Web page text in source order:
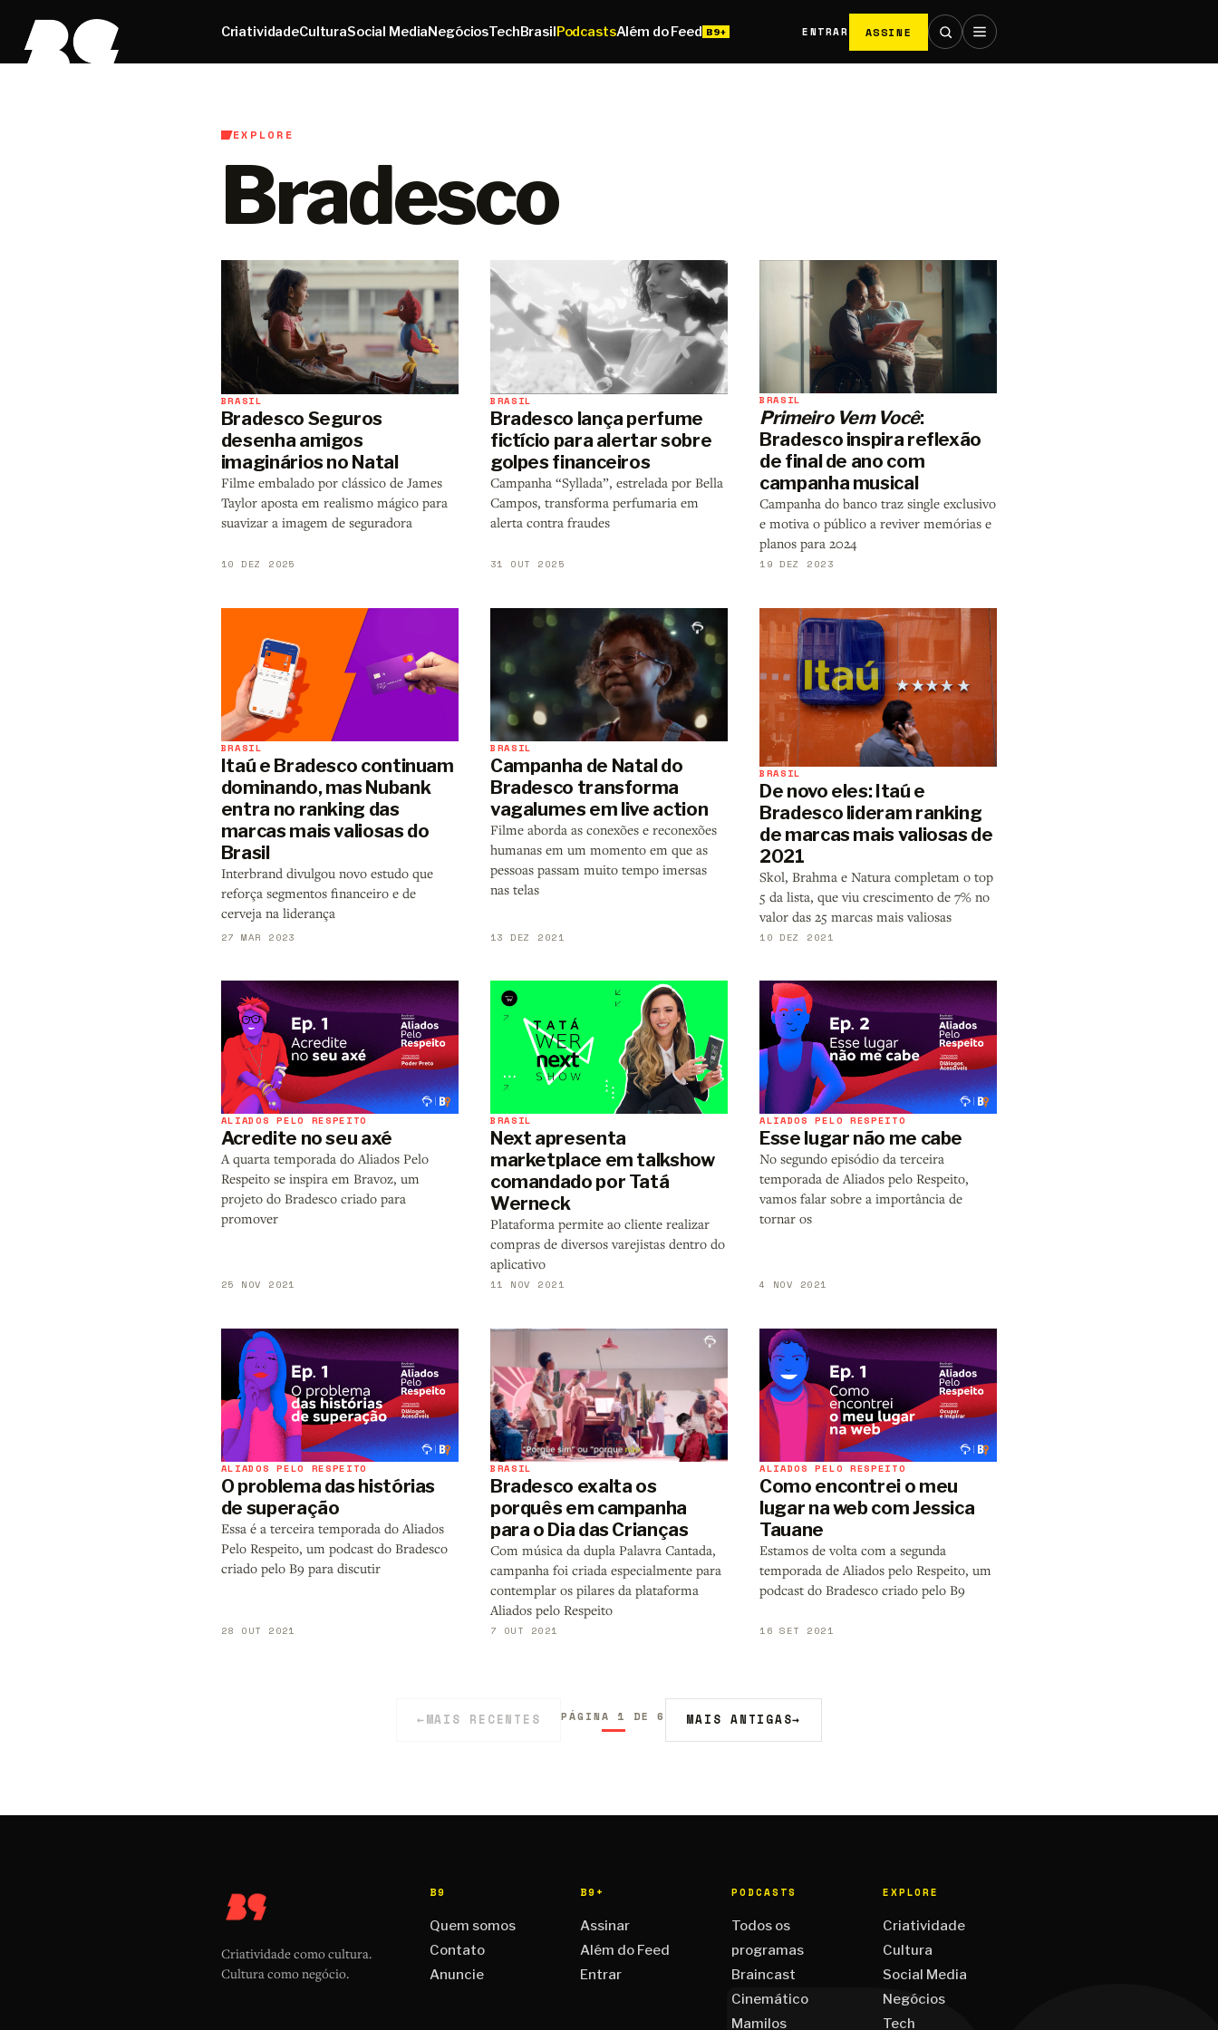
CriatividadeCulturaSocial MediaNegóciosTechBrasilPodcastsAlém do Feed ENTRAR ASSINE
EXPLORE
Bradesco
BRASIL
Bradesco Seguros
desenha amigos
imaginários no Natal
Filme embalado por clássico de James
Taylor aposta em realismo mágico para
suavizar a imagem de seguradora
10 DEZ 2025
BRASIL
Bradesco lança perfume
fictício para alertar sobre
golpes financeiros
Campanha “Syllada”, estrelada por Bella
Campos, transforma perfumaria em
alerta contra fraudes
31 OUT 2025
BRASIL
Primeiro Vem Você:
Bradesco inspira reflexão
de final de ano com
campanha musical
Campanha do banco traz single exclusivo
e motiva o público a reviver memórias e
planos para 2024
19 DEZ 2023
BRASIL
Itaú e Bradesco continuam
dominando, mas Nubank
entra no ranking das
marcas mais valiosas do
Brasil
Interbrand divulgou novo estudo que
reforça segmentos financeiro e de
cerveja na liderança
27 MAR 2023
BRASIL
Campanha de Natal do
Bradesco transforma
vagalumes em live action
Filme aborda as conexões e reconexões
humanas em um momento em que as
pessoas passam muito tempo imersas
nas telas
13 DEZ 2021
BRASIL
De novo eles: Itaú e
Bradesco lideram ranking
de marcas mais valiosas de
2021
Skol, Brahma e Natura completam o top
5 da lista, que viu crescimento de 7% no
valor das 25 marcas mais valiosas
10 DEZ 2021
ALIADOS PELO RESPEITO
Acredite no seu axé
A quarta temporada do Aliados Pelo
Respeito se inspira em Bravoz, um
projeto do Bradesco criado para
promover
25 NOV 2021
BRASIL
Next apresenta
marketplace em talkshow
comandado por Tatá
Werneck
Plataforma permite ao cliente realizar
compras de diversos varejistas dentro do
aplicativo
11 NOV 2021
ALIADOS PELO RESPEITO
Esse lugar não me cabe
No segundo episódio da terceira
temporada de Aliados pelo Respeito,
vamos falar sobre a importância de
tornar os
4 NOV 2021
ALIADOS PELO RESPEITO
O problema das histórias
de superação
Essa é a terceira temporada do Aliados
Pelo Respeito, um podcast do Bradesco
criado pelo B9 para discutir
28 OUT 2021
BRASIL
Bradesco exalta os
porquês em campanha
para o Dia das Crianças
Com música da dupla Palavra Cantada,
campanha foi criada especialmente para
contemplar os pilares da plataforma
Aliados pelo Respeito
7 OUT 2021
ALIADOS PELO RESPEITO
Como encontrei o meu
lugar na web com Jessica
Tauane
Estamos de volta com a segunda
temporada de Aliados pelo Respeito, um
podcast do Bradesco criado pelo B9
16 SET 2021
←MAIS RECENTES PÁGINA 1 DE 6 MAIS ANTIGAS→
Criatividade como cultura.
Cultura como negócio.
B9
Quem somos
Contato
Anuncie
B9+
Assinar
Além do Feed
Entrar
PODCASTS
Todos os
programas
Braincast
Cinemático
Mamilos
EXPLORE
Criatividade
Cultura
Social Media
Negócios
Tech